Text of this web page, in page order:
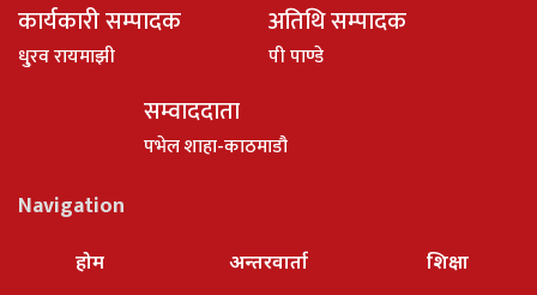
कार्यकारी सम्पादक
धु्रव रायमाझी
अतिथि सम्पादक
पी पाण्डे
सम्वाददाता
पभेल शाहा-काठमाडौ
Navigation
होम
अन्तरवार्ता
शिक्षा